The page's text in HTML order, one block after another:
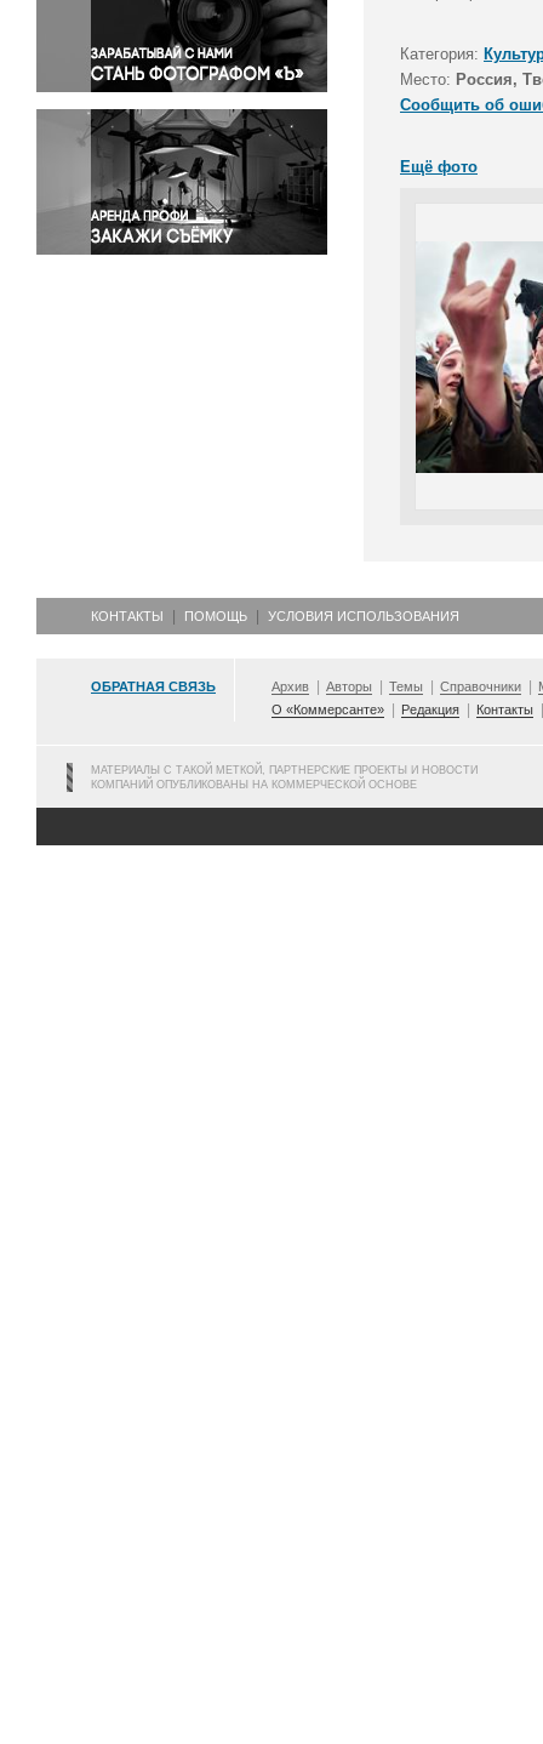
Правосудие
Происшествия и конфликты
Религия
Светская жизнь
Спорт
Экология
Экономика и бизнес
Категория:
Место: Россия,
Сообщить об
Ещё фото
КОНТАКТЫ ПОМОЩЬ УСЛОВИЯ ИСПОЛЬЗОВАНИЯ
ОБРАТНАЯ СВЯЗЬ Архив Авторы Темы Справочники
О «Коммерсанте»
Редакция Контакты
МАТЕРИАЛЫ С ТАКОЙ МЕТКОЙ, ПАРТНЕРСКИЕ ПРОЕКТЫ И НОВОСТИ
КОМПАНИЙ ОПУБЛИКОВАНЫ НА КОММЕРЧЕСКОЙ ОСНОВЕ